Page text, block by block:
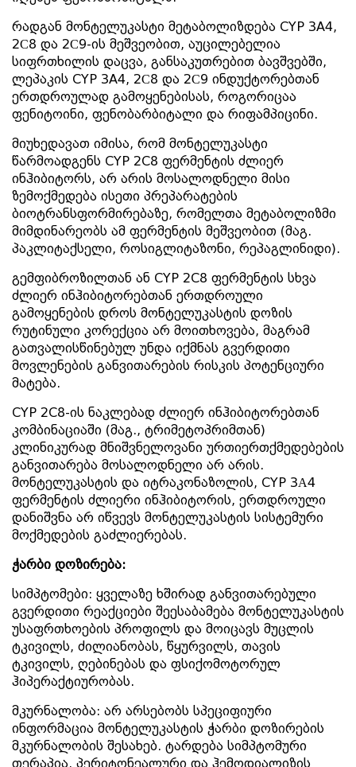
რადგან მონტელუკასტი მეტაბოლიზდება CYP 3A4,
2С8 და 2С9-ის მეშვეობით, აუცილებელია
სიფრთხილის დაცვა, განსაკუთრებით ბავშვებში,
ლეპაკის CYP 3A4, 2С8 და 2С9 ინდუქტორებთან
ერთდროულად გამოყენებისას, როგორიცაა
ფენიტოინი, ფენობარბიტალი და რიფამპიცინი.
მიუხედავათ იმისა, რომ მონტელუკასტი
წარმოადგენს CYP 2C8 ფერმენტის ძლიერ
ინჰიბიტორს, არ არის მოსალოდნელი მისი
ზემოქმედება ისეთი პრეპარატების
ბიოტრანსფორმირებაზე, რომელთა მეტაბოლიზმი
მიმდინარეობს ამ ფერმენტის მეშვეობით (მაგ.
პაკლიტაქსელი, როსიგლიტაზონი, რეპაგლინიდი).
გემფიბროზილთან ან CYP 2C8 ფერმენტის სხვა
ძლიერ ინჰიბიტორებთან ერთდროული
გამოყენების დროს მონტელუკასტის დოზის
რუტინული კორექცია არ მოითხოვება, მაგრამ
გათვალისწინებულ უნდა იქმნას გვერდითი
მოვლენების განვითარების რისკის პოტენციური
მატება.
CYP 2C8-ის ნაკლებად ძლიერ ინჰიბიტორებთან
კომბინაციაში (მაგ., ტრიმეტოპრიმთან)
კლინიკურად მნიშვნელოვანი ურთიერთქმედებების
განვითარება მოსალოდნელი არ არის.
მონტელუკასტის და იტრაკონაზოლის, CYP 3А4
ფერმენტის ძლიერი ინჰიბიტორის, ერთდროული
დანიშვნა არ იწვევს მონტელუკასტის სისტემური
მოქმედების გაძლიერებას.
ჭარბი დოზირება:
სიმპტომები: ყველაზე ხშირად განვითარებული
გვერდითი რეაქციები შეესაბამება მონტელუკასტის
უსაფრთხოების პროფილს და მოიცავს მუცლის
ტკივილს, ძილიანობას, წყურვილს, თავის
ტკივილს, ღებინებას და ფსიქომოტორულ
ჰიპერაქტიურობას.
მკურნალობა: არ არსებობს სპეციფიური
ინფორმაცია მონტელუკასტის ჭარბი დოზირების
მკურნალობის შესახებ. ტარდება სიმპტომური
თერაპია. პერიტონეალური და ჰემოდიალიზის